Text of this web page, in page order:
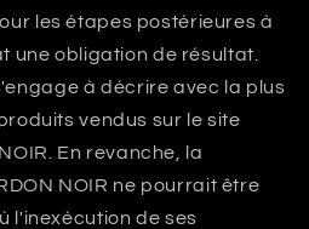
les étapes postérieures à
une obligation de résultat.
à décrire avec la plus
vendus sur le site
. En revanche, la
NOIR ne pourrait être
l'inexécution de ses